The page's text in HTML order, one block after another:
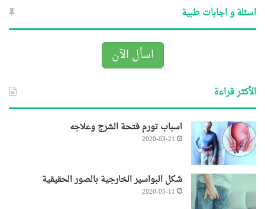
اسئلة و اجابات طبية
اسأل الآن
الأكثر قراءة
اسباب تورم فتحة الشرج وعلاجه
2020-03-21
شكل البواسير الخارجية بالصور الحقيقية
2020-05-11